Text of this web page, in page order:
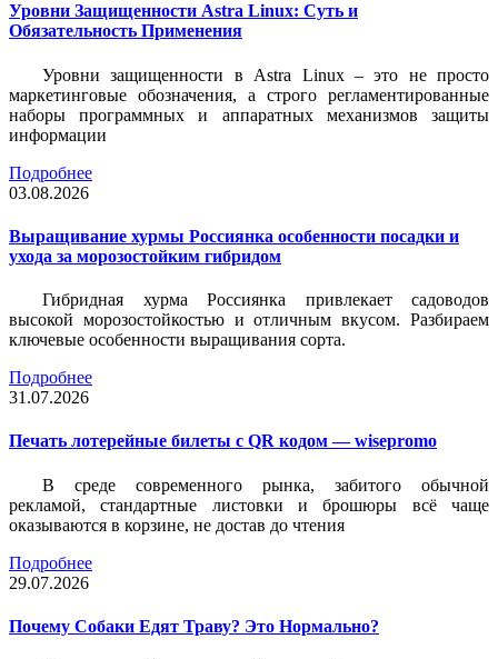
Уровни Защищенности Astra Linux: Суть и
Обязательность Применения
Уровни защищенности в Astra Linux – это не просто
маркетинговые обозначения, а строго регламентированные
наборы программных и аппаратных механизмов защиты
информации
Подробнее
03.08.2026
Выращивание хурмы Россиянка особенности посадки и
ухода за морозостойким гибридом
Гибридная хурма Россиянка привлекает садоводов
высокой морозостойкостью и отличным вкусом. Разбираем
ключевые особенности выращивания сорта.
Подробнее
31.07.2026
Печать лотерейные билеты c QR кодом — wisepromo
В среде современного рынка, забитого обычной
рекламой, стандартные листовки и брошюры всё чаще
оказываются в корзине, не достав до чтения
Подробнее
29.07.2026
Почему Собаки Едят Траву? Это Нормально?